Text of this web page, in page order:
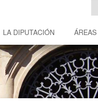
LA DIPUTACIÓN